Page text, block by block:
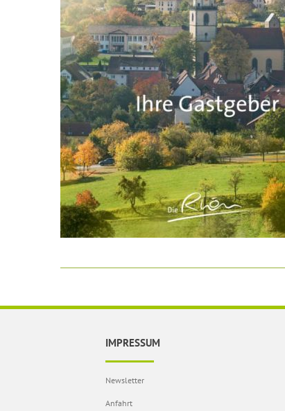
IMPRESSUM
Newsletter
Anfahrt